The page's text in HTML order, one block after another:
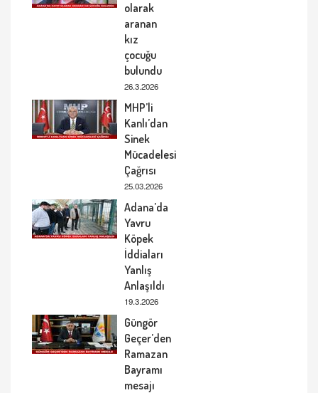
olarak
aranan
kız
çocuğu
bulundu
26.3.2026
MHP’li
Kanlı’dan
Sinek
Mücadelesi
Çağrısı
25.03.2026
Adana’da
Yavru
Köpek
İddiaları
Yanlış
Anlaşıldı
19.3.2026
Güngör
Geçer’den
Ramazan
Bayramı
mesajı